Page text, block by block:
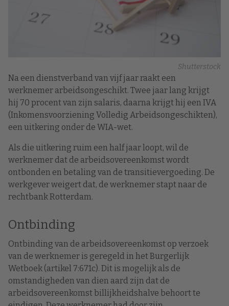
Shutterstock
Na een dienstverband van vijf jaar raakt een
werknemer arbeidsongeschikt. Twee jaar lang krijgt
hij 70 procent van zijn salaris, daarna krijgt hij een IVA
(Inkomensvoorziening Volledig Arbeidsongeschikten),
een uitkering onder de WIA-wet.
Als die uitkering ruim een half jaar loopt, wil de
werknemer dat de arbeidsovereenkomst wordt
ontbonden en betaling van de transitievergoeding. De
werkgever weigert dat, de werknemer stapt naar de
rechtbank Rotterdam.
Ontbinding
Ontbinding van de arbeidsovereenkomst op verzoek
van de werknemer is geregeld in het Burgerlijk
Wetboek (artikel 7:671c). Dit is mogelijk als de
omstandigheden van dien aard zijn dat de
arbeidsovereenkomst billijkheidshalve behoort te